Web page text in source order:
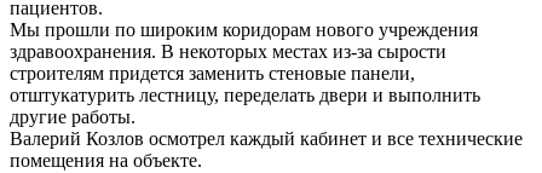
пациентов.
Мы прошли по широким коридорам нового учреждения
здравоохранения. В некоторых местах из-за сырости
строителям придется заменить стеновые панели,
отштукатурить лестницу, переделать двери и выполнить
другие работы.
Валерий Козлов осмотрел каждый кабинет и все технические
помещения на объекте.